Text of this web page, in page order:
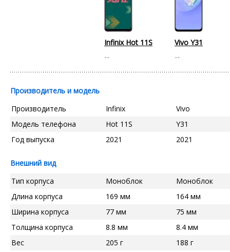
Infinix Hot 11S
--
Vivo Y31
--
Производитель и модель
Производитель
Infinix
Vivo
Модель телефона
Hot 11S
Y31
Год выпуска
2021 2021
Внешний вид
Тип корпуса
Моноблок
Моноблок
Длина корпуса
169 мм
164 мм
Ширина корпуса
77 мм
75 мм
Толщина корпуса
8.8 мм
8.4 мм
Вес
205 г
188 г